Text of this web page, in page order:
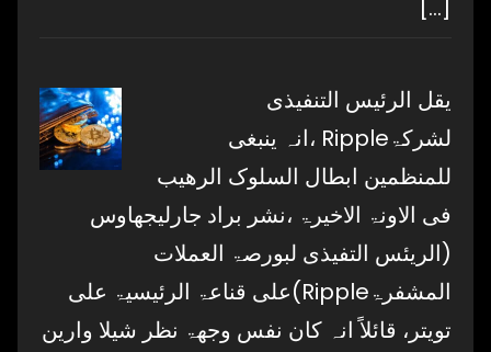
[…]
یقل الرئیس التنفیذی
لشرکۃRipple ،انہ ینبغی
للمنظمین ابطال السلوک الرھیب
فی الاونۃ الاخیرۃ ،نشر براد جارلیجھاوس
(الریئس التفیذی لبورصۃ العملات
المشفرۃRipple)علی قناعۃ الرئیسیۃ علی
تویتر، قائلاً انہ کان نفس وجھۃ نظر شیلا وارین